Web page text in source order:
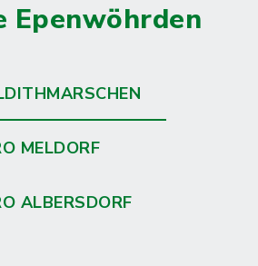
Epenwöhrden
MELDORF
ALBERSDORF